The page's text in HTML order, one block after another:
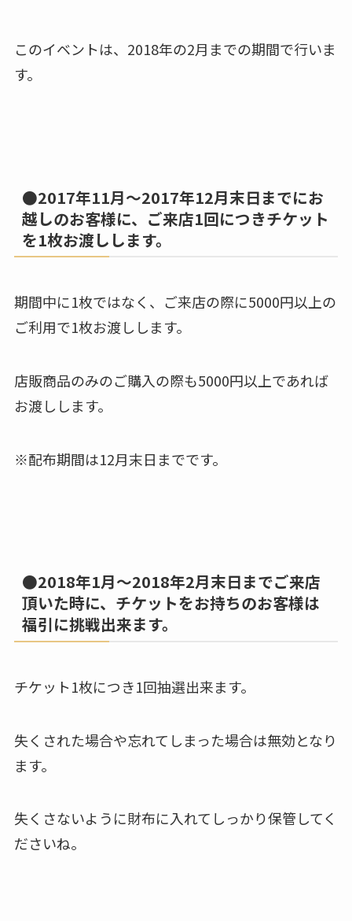
このイベントは、2018年の2月までの期間で行いま
す。
●2017年11月～2017年12月末日までにお
越しのお客様に、ご来店1回につきチケット
を1枚お渡しします。
期間中に1枚ではなく、ご来店の際に5000円以上の
ご利用で1枚お渡しします。
店販商品のみのご購入の際も5000円以上であれば
お渡しします。
※配布期間は12月末日までです。
●2018年1月～2018年2月末日までご来店
頂いた時に、チケットをお持ちのお客様は
福引に挑戦出来ます。
チケット1枚につき1回抽選出来ます。
失くされた場合や忘れてしまった場合は無効となり
ます。
失くさないように財布に入れてしっかり保管してく
ださいね。